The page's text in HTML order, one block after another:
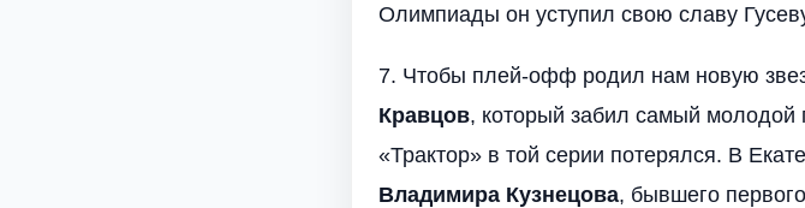
Олимпиады он уступил свою славу
7. Чтобы плей-офф родил нам новую
Кравцов, который забил самый молодой
«Трактор» в той серии потерялся. В
Владимира Кузнецова, бывшего